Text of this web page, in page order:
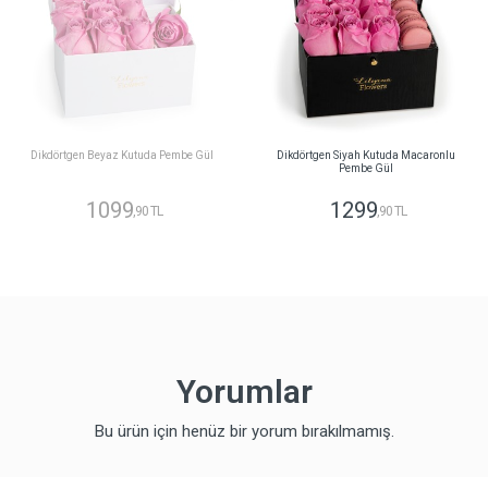
Dikdörtgen Beyaz Kutuda Pembe Gül
1099,90 TL
Dikdörtgen Siyah Kutuda Macaronlu
Pembe Gül
1299,90 TL
Yorumlar
Bu ürün için henüz bir yorum bırakılmamış.